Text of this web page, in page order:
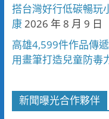
搭台灣好行低碳暢玩
康2026 年 8 月 9 日
高雄4,599件作品傳
用畫筆打造兒童防毒
新聞曝光合作夥伴